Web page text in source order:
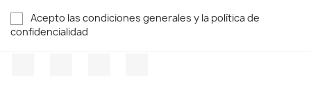
Acepto las condiciones generales y la política de
confidencialidad